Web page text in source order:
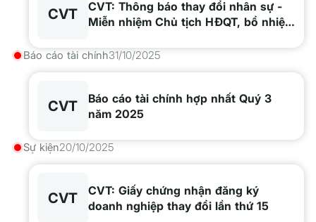
CVT
CVT: Thông báo thay đổi nhân sự -
Miễn nhiệm Chủ tịch HĐQT, bổ nhiệm
Báo cáo tài chính31/10/2025
CVT
Báo cáo tài chính hợp nhất Quý 3
năm 2025
Sự kiện20/10/2025
CVT
CVT: Giấy chứng nhận đăng ký
doanh nghiệp thay đổi lần thứ 15